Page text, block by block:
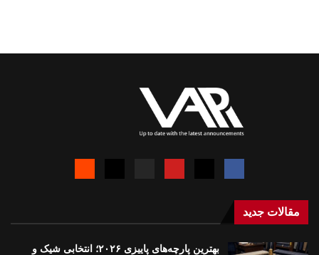
مقالات جدید
بهترین پارچه‌های پاییزی ۲۰۲۶؛ انتخابی شیک و